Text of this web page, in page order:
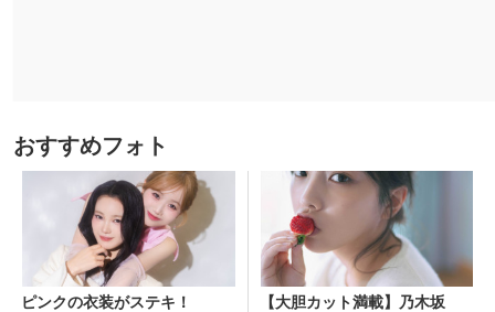
おすすめフォト
ピンクの衣装がステキ！
【大胆カット満載】乃木坂